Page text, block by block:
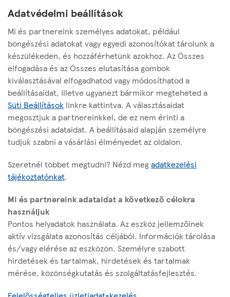
A legnagyobb mennyiségben felajánlott termék a tészta
volt. Ezt a termékkategóriát a liszt, a rizs és a
konzervfélék követték.
Az Élelmiszerbank és partnerei összesen 54 217 segítő
csomagot állítanak össze a hétvégén gyűjtött árukból.
Az oldalról
Hasznos linkek
Modernkori Rabszolgaság Elleni Nyilatkozat
Kövess minket:
i
n
Adatvédelmi beállítások
Mi és partnereink személyes adatokat, például
böngészési adatokat vagy egyedi azonosítókat tárolunk a
készülékeden, és hozzáférhetünk azokhoz. Az Összes
elfogadása és az Összes elutasítása gombok
kiválasztásával elfogadhatod vagy módosíthatod a
beállításaidat, illetve ugyanezt bármikor megteheted a
Süti Beállítások linkre kattintva. A választásaidat
megosztjuk a partnereinkkel, de ez nem érinti a
böngészési adataidat. A beállításaid alapján személyre
tudjuk szabni a vásárlási élményedet az oldalon.
Szeretnél többet megtudni? Nézd megadatkezelési
tájékoztatónkat.
Mi és partnereink adataidat a következő célokra
használjuk
Pontos helyadatok használata. Az eszköz jellemzőinek
aktív vizsgálata azonosítás céljából. Információk tárolása
és/vagy elérése az eszközön. Személyre szabott
hirdetések és tartalmak, hirdetések és tartalmak
mérése, közönségkutatás és szolgáltatásfejlesztés.